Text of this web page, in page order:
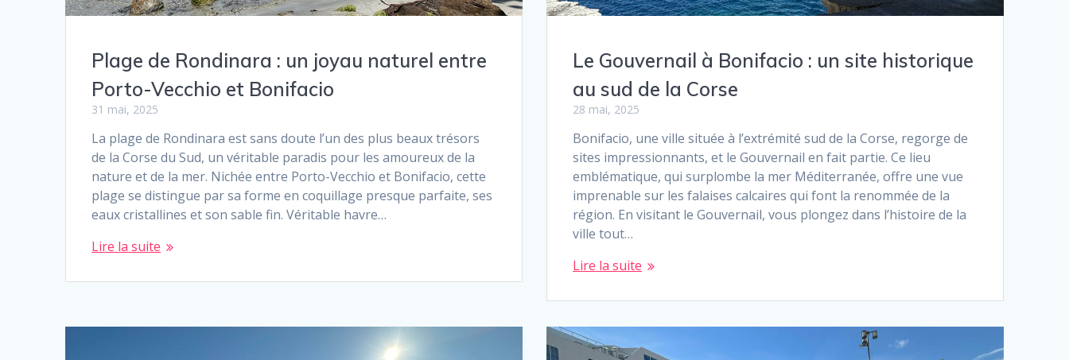
Plage de Rondinara : un joyau naturel entre
Porto-Vecchio et Bonifacio
31 mai, 2025
La plage de Rondinara est sans doute l’un des plus beaux trésors
de la Corse du Sud, un véritable paradis pour les amoureux de la
nature et de la mer. Nichée entre Porto-Vecchio et Bonifacio, cette
plage se distingue par sa forme en coquillage presque parfaite, ses
eaux cristallines et son sable fin. Véritable havre…
Lire la suite
Le Gouvernail à Bonifacio : un site historique
au sud de la Corse
28 mai, 2025
Bonifacio, une ville située à l’extrémité sud de la Corse, regorge de
sites impressionnants, et le Gouvernail en fait partie. Ce lieu
emblématique, qui surplombe la mer Méditerranée, offre une vue
imprenable sur les falaises calcaires qui font la renommée de la
région. En visitant le Gouvernail, vous plongez dans l’histoire de la
ville tout…
Lire la suite